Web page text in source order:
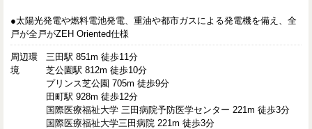
●太陽光発電や燃料電池発電、重油や都市ガスによる発電機を備え、全
戸が全戸がZEH Oriented仕様
周辺環
境
三田駅 851m 徒歩11分
芝公園駅 812m 徒歩10分
プリンス芝公園 705m 徒歩9分
田町駅 928m 徒歩12分
国際医療福祉大学 三田病院予防医学センター 221m 徒歩3分
国際医療福祉大学三田病院 221m 徒歩3分